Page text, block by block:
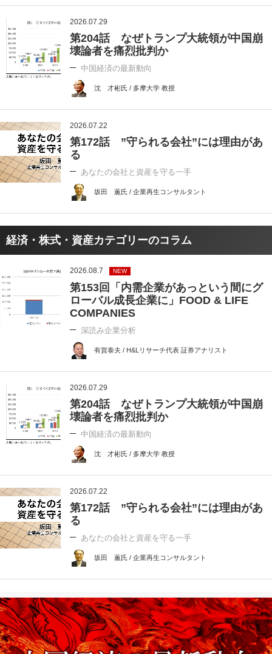
2026.07.29
第204話 なぜトランプ大統領が中国崩
壊論者を痛烈批判か
中国経済の最新動向
沈 才彬氏 / 多摩大学 教授
2026.07.22
第172話 ”守られる会社”には理由があ
る
あなたの会社と資産を守る一手
坂田 薫氏 / 企業再生コンサルタント
経済・株式・資産カテゴリーのコラム
2026.08.7 NEW
第153回「内需企業があっという間にグ
ローバル成長企業に」FOOD & LIFE
COMPANIES
深読み企業分析
有賀泰夫 / H&Lリサーチ代表 証券アナリスト
2026.07.29
第204話 なぜトランプ大統領が中国崩
壊論者を痛烈批判か
中国経済の最新動向
沈 才彬氏 / 多摩大学 教授
2026.07.22
第172話 ”守られる会社”には理由があ
る
あなたの会社と資産を守る一手
坂田 薫氏 / 企業再生コンサルタント